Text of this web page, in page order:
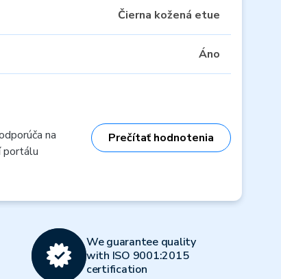
Čierna kožená etue
Áno
na
portálu
Prečítať hodnotenia
We guarantee quality
with ISO 9001:2015
certification